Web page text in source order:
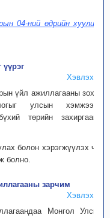
04-ний өдрийн хуулиар
үүрэг
Хэвлэх
үйл ажиллагааны зохих
улсын хэмжээнд
төрийн захиргааны
болон хэрэгжүүлэх чиг
болно.
зарчим
Хэвлэх
Монгол Улсын